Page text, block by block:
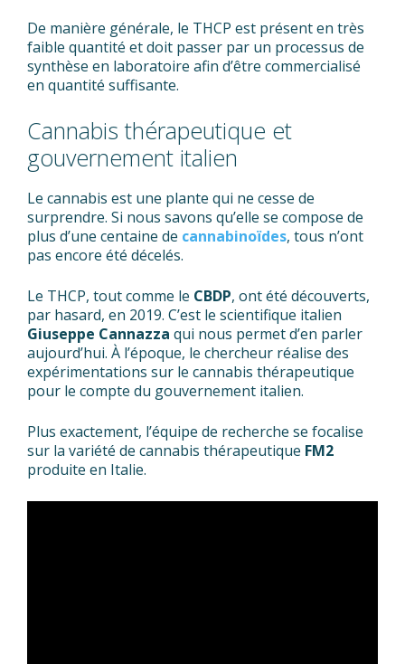
De manière générale, le THCP est présent en très
faible quantité et doit passer par un processus de
synthèse en laboratoire afin d’être commercialisé
en quantité suffisante.
Cannabis thérapeutique et
gouvernement italien
Le cannabis est une plante qui ne cesse de
surprendre. Si nous savons qu’elle se compose de
plus d’une centaine de cannabinoïdes, tous n’ont
pas encore été décelés.
Le THCP, tout comme le CBDP, ont été découverts,
par hasard, en 2019. C’est le scientifique italien
Giuseppe Cannazza qui nous permet d’en parler
aujourd’hui. À l’époque, le chercheur réalise des
expérimentations sur le cannabis thérapeutique
pour le compte du gouvernement italien.
Plus exactement, l’équipe de recherche se focalise
sur la variété de cannabis thérapeutique FM2
produite en Italie.